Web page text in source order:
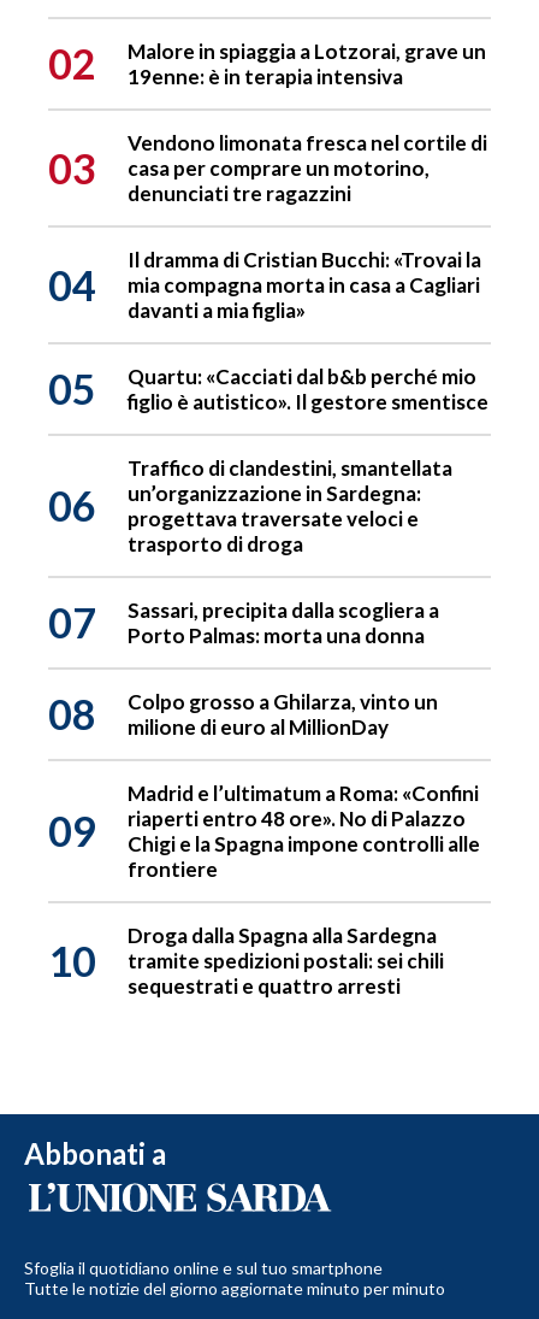
02
Malore in spiaggia a Lotzorai, grave un
19enne: è in terapia intensiva
03
Vendono limonata fresca nel cortile di
casa per comprare un motorino,
denunciati tre ragazzini
04
Il dramma di Cristian Bucchi: «Trovai la
mia compagna morta in casa a Cagliari
davanti a mia figlia»
05
Quartu: «Cacciati dal b&b perché mio
figlio è autistico». Il gestore smentisce
06
Traffico di clandestini, smantellata
un’organizzazione in Sardegna:
progettava traversate veloci e
trasporto di droga
07
Sassari, precipita dalla scogliera a
Porto Palmas: morta una donna
08
Colpo grosso a Ghilarza, vinto un
milione di euro al MillionDay
09
Madrid e l’ultimatum a Roma: «Confini
riaperti entro 48 ore». No di Palazzo
Chigi e la Spagna impone controlli alle
frontiere
10
Droga dalla Spagna alla Sardegna
tramite spedizioni postali: sei chili
sequestrati e quattro arresti
Abbonati a
Sfoglia il quotidiano online e sul tuo smartphone
Tutte le notizie del giorno aggiornate minuto per minuto